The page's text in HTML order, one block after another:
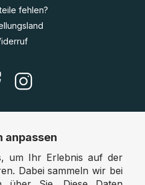
fehlen?
Shops
www.puzzle.de
anpassen
um Ihr Erlebnis auf der
Dabei sammeln wir bei